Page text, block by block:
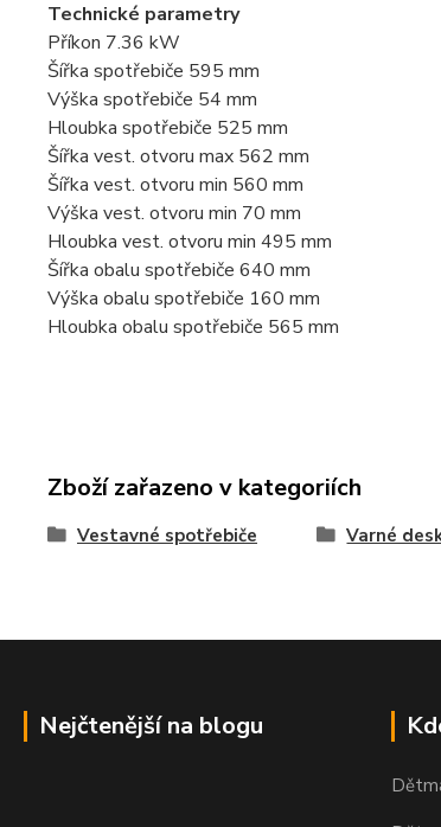
Technické parametry
Příkon 7.36 kW
Šířka spotřebiče 595 mm
Výška spotřebiče 54 mm
Hloubka spotřebiče 525 mm
Šířka vest. otvoru max 562 mm
Šířka vest. otvoru min 560 mm
Výška vest. otvoru min 70 mm
Hloubka vest. otvoru min 495 mm
Šířka obalu spotřebiče 640 mm
Výška obalu spotřebiče 160 mm
Hloubka obalu spotřebiče 565 mm
Zboží zařazeno v kategoriích
Vestavné spotřebiče Varné
Nejčtenější na blogu